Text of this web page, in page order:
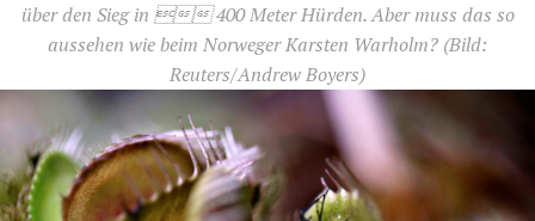
über den Sieg in  400 Meter Hürden. Aber muss das so
aussehen wie beim Norweger Karsten Warholm? (Bild:
Reuters/Andrew Boyers)